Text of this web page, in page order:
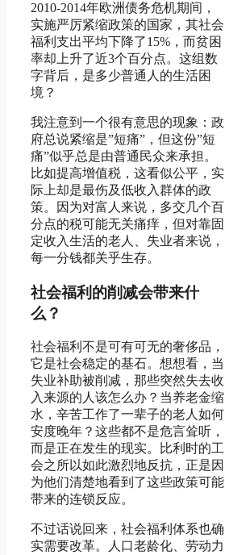
2010-2014年欧洲债务危机期间，
实施严厉紧缩政策的国家，其社会
福利支出平均下降了15%，而贫困
率却上升了近3个百分点。这组数
字背后，是多少普通人的生活困
境？
我注意到一个很有意思的现象：政
府总说紧缩是”短痛”，但这份”短
痛”似乎总是由普通民众来承担。
比如提高增值税，这看似公平，实
际上却是最伤及低收入群体的政
策。因为对富人来说，多交几个百
分点的税可能无关痛痒，但对靠固
定收入生活的老人、失业者来说，
每一分钱都关乎生存。
社会福利的削减会带来什
么？
社会福利不是可有可无的奢侈品，
它是社会稳定的基石。想想看，当
失业补助被削减，那些突然失去收
入来源的人该怎么办？当养老金缩
水，辛苦工作了一辈子的老人如何
安度晚年？这些都不是危言耸听，
而是正在发生的现实。比利时的工
会之所以如此激烈地反抗，正是因
为他们清楚地看到了这些政策可能
带来的连锁反应。
不过话说回来，社会福利体系也确
实需要改革。人口老龄化、劳动力